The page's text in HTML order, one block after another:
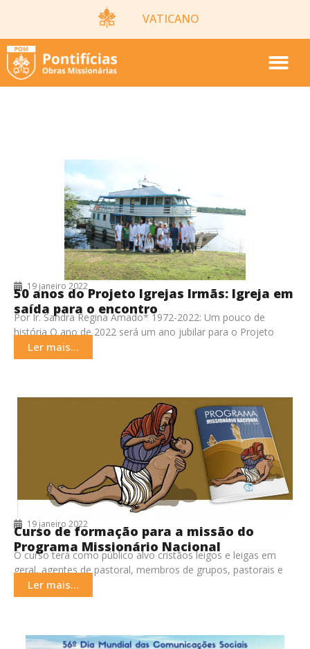
VATICANO
19 janeiro 2022
50 anos do Projeto Igrejas Irmãs: Igreja em
saída para o encontro
Por Ir. Sandra Regina Amado* 1972-2022: Um pouco de
história O ano de 2022 será um ano jubilar para o Projeto
Igrejas Irmãs. Em
Ler mais...
19 janeiro 2022
Curso de formação para a missão do
Programa Missionário Nacional
O curso terá como público alvo cristãos leigos e leigas em
geral, agentes de pastoral, membros de grupos, pastorais e
movimentos, participantes dos Conselhos
Ler mais...